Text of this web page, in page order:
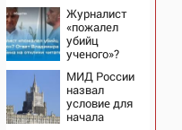
подтвердила
роман
Бондарчука и
Исаковой
Журналист
«пожалел
убийц
ученого»?
Владимира
Ворсобина на
отклики
читателей
МИД России
назвал
условие для
начала